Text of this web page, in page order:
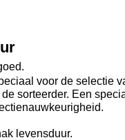
voor de selectie
sorteerder. Een
levensduur.